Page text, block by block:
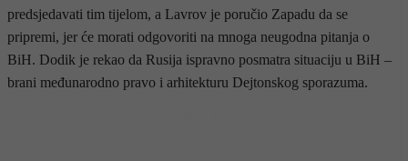
predsjedavati tim tijelom, a Lavrov je poručio Zapadu da se
pripremi, jer će morati odgovoriti na mnoga neugodna pitanja o
BiH. Dodik je rekao da Rusija ispravno posmatra situaciju u BiH –
brani međunarodno pravo i arhitekturu Dejtonskog sporazuma.